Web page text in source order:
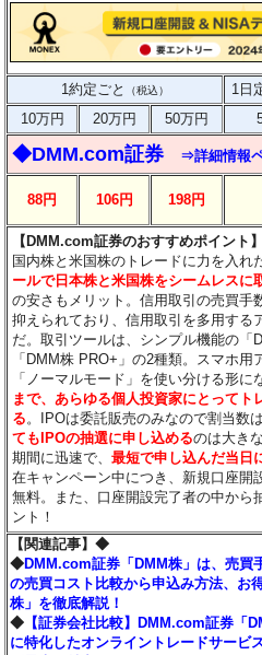
1約定ごと （税込） 1日
10万円
20万円 50万円
◆DMM.com証券 ⇒詳細情報
88円 106円 198円
【DMM.com証券のおすすめポイント】
国内株と米国株のトレードに力を入れ
ールで日本株と米国株をシームレスに
の安さもメリット。信用取引の売買手
抑えられており、信用取引を多用する
だ。取引ツールは、シンプル機能の「
「DMM株 PRO+」の2種類。スマホ用
「ノーマルモード」を使い分ける形に
まで、あらゆる個人投資家にとってト
る。IPOは委託販売のみなので割当数
てもIPOの抽選に申し込めるのは大き
期間に迅速で、最短で申し込んだ当日
在キャンペーン中につき、新規口座開
無料。また、口座開設完了者の中から
ント！
【関連記事】◆
◆DMM.com証券「DMM株」は、売買
の売買コスト比較から申込み方法、お
株」を徹底解説！
◆ 【証券会社比較】DMM.com証券「
に特化したオンライントレードサービ